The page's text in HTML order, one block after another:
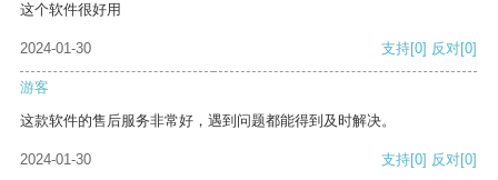
这个软件很好用
2024-01-30 支持[0] 反对[0]
游客
这款软件的售后服务非常好，遇到问题都能得到及时解决。
2024-01-30 支持[0] 反对[0]